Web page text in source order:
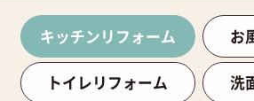
キッチンリフォーム お
トイレリフォーム 洗